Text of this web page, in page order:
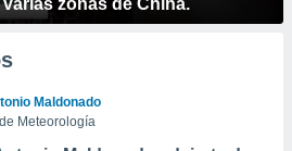
zonas de China.
Maldonado
Meteorología